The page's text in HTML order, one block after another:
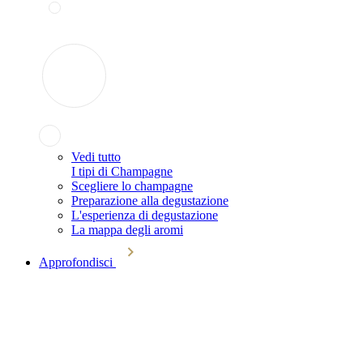
Vedi tutto
I tipi di Champagne
Scegliere lo champagne
Preparazione alla degustazione
L'esperienza di degustazione
La mappa degli aromi
Approfondisci